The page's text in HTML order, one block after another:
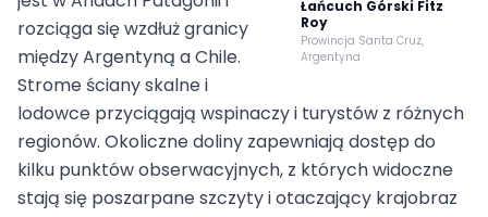
Łańcuch Górski Fitz
Roy
Prowincja Santa Cruz,
Argentyna
rozciąga się wzdłuż granicy
między Argentyną a Chile.
Strome ściany skalne i
lodowce przyciągają wspinaczy i turystów z różnych
regionów. Okoliczne doliny zapewniają dostęp do
kilku punktów obserwacyjnych, z których widoczne
stają się poszarpane szczyty i otaczający krajobraz